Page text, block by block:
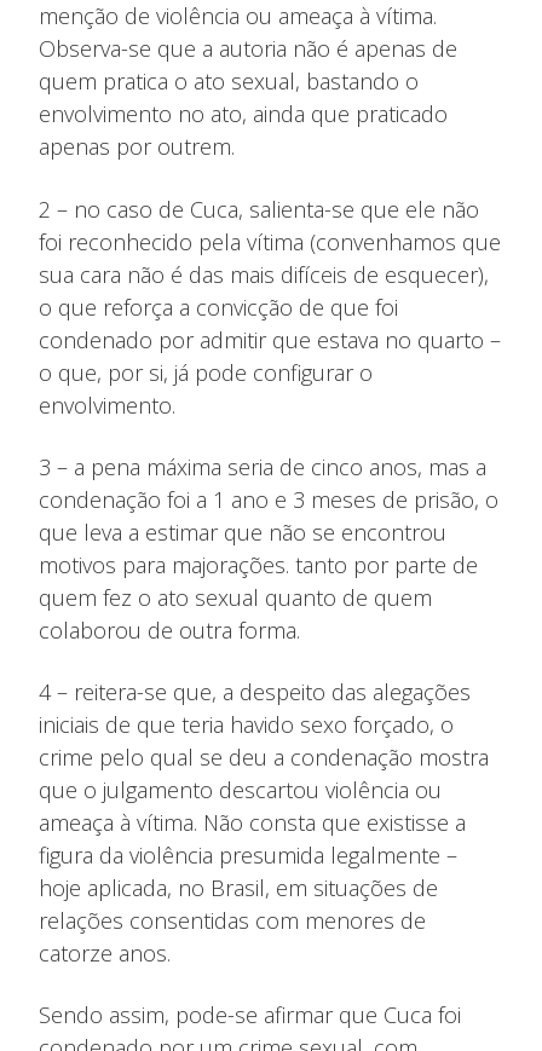
menção de violência ou ameaça à vítima.
Observa-se que a autoria não é apenas de
quem pratica o ato sexual, bastando o
envolvimento no ato, ainda que praticado
apenas por outrem.
2 – no caso de Cuca, salienta-se que ele não
foi reconhecido pela vítima (convenhamos que
sua cara não é das mais difíceis de esquecer),
o que reforça a convicção de que foi
condenado por admitir que estava no quarto –
o que, por si, já pode configurar o
envolvimento.
3 – a pena máxima seria de cinco anos, mas a
condenação foi a 1 ano e 3 meses de prisão, o
que leva a estimar que não se encontrou
motivos para majorações. tanto por parte de
quem fez o ato sexual quanto de quem
colaborou de outra forma.
4 – reitera-se que, a despeito das alegações
iniciais de que teria havido sexo forçado, o
crime pelo qual se deu a condenação mostra
que o julgamento descartou violência ou
ameaça à vítima. Não consta que existisse a
figura da violência presumida legalmente –
hoje aplicada, no Brasil, em situações de
relações consentidas com menores de
catorze anos.
Sendo assim, pode-se afirmar que Cuca foi